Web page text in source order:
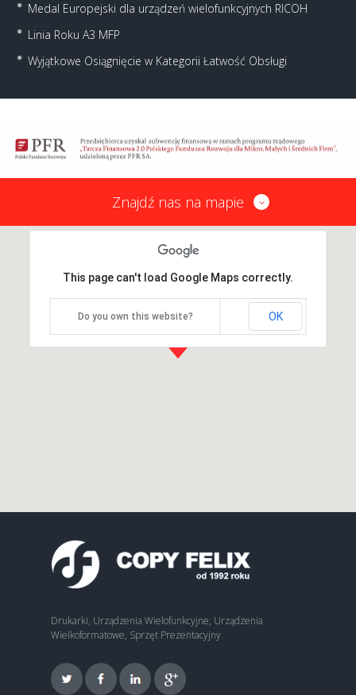
Medal Europejski dla urządzeń wielofunkcyjnych RICOH
Linia Roku A3 MFP
Wyjątkowe Osiągnięcie w Kategorii Łatwość Obsługi
Znajdź nas na mapie
This page can't load Google Maps correctly.
Do you own this website? OK
Drukarki, Urządzenia Wielofunkcyjne, Urządzenia
Wielkoformatowe, Sprzęt Prezentacyjny